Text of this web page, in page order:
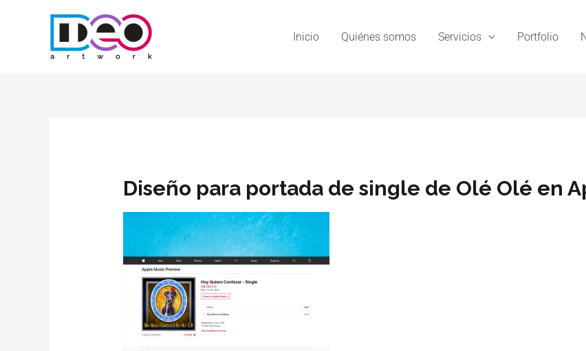
Inicio Quiénes somos Servicios Portfolio
Diseño para portada de single de Olé Olé en